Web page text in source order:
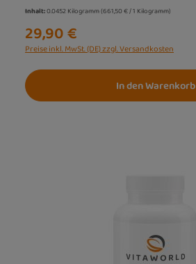
Inhalt:0.0452 Kilogramm(661,50 € / 1 Kilogramm)
29,90 €
Preise inkl. MwSt. (DE) zzgl. Versandkosten
In den Warenkorb